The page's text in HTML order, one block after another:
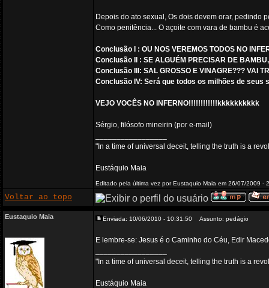
Depois do ato sexual, Os dois devem orar, pedindo
Como penitência... O açoite com vara de bambu é
Conclusão I : OU NOS VEREMOS TODOS NO
Conclusão II : SE ALGUÉM PRECISAR DE
Conclusão III: SAL GROSSO E VINAGRE??? VAI
Conclusão IV: Será que todos os milhões de
VEJO VOCÊS NO INFERNO!!!!!!!!!!!!kkkkkkkkkk
Sérgio, filósofo mineirin (por e-mail)
"In a time of universal deceit, telling the truth is a
Eustáquio Maia
Editado pela última vez por Eustaquio Maia em 26/07/2009 -
Voltar ao topo
Eustaquio Maia Enviada: 10/06/2010 - 10:31:50 Assunto: pedágio
E lembre-se: Jesus é o Caminho do Céu, Edir
"In a time of universal deceit, telling the truth is a
Eustáquio Maia